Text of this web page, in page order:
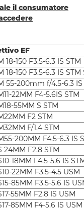
il consumatore
EF
18-150 F3.5-6.3 IS STM
18-150 F3.5-6.3 IS
55-200mm f/4.5-6.3 IS
22MM F4-5.6IS STM
55MM S STM
F2 STM
F/1.4 STM
200MM F4.5-6.3 IS
24MM F2.8 STM
18MM F4.5-5.6 IS
22MM F3.5-4.5 USM
85MM F3.5-5.6 IS
55MM F2.8 IS USM
85MM F4-5.6 IS USM